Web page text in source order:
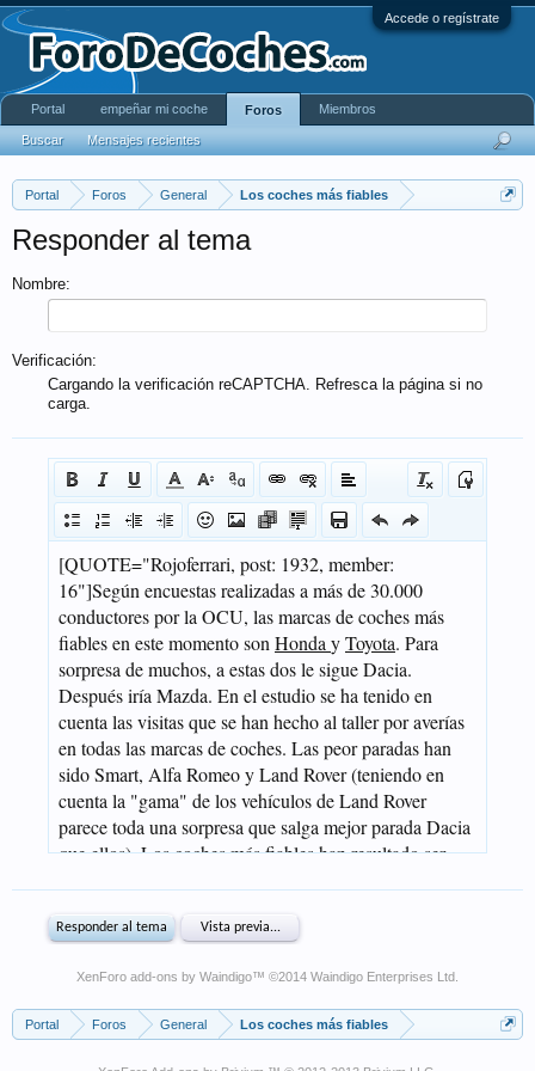
Accede o regístrate
Portal Foros General Los coches más fiables
Responder al tema
Nombre:
Verificación:
Cargando la verificación reCAPTCHA. Refresca la página si no
carga.
XenForo add-ons by Waindigo™ ©2014 Waindigo Enterprises Ltd
Portal Foros General Los coches más fiables
Portal empeñar mi coche Foros
Buscar Mensajes recientes
Miembros